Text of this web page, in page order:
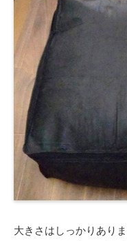
大きさはしっかりあり